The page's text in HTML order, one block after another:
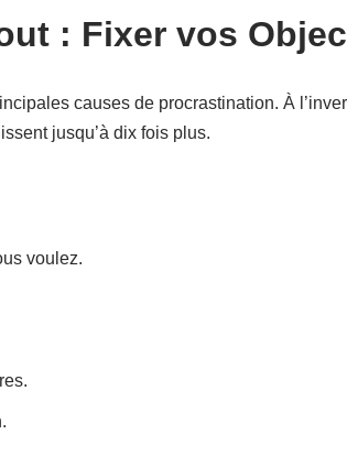
: Fixer vos
causes de procrastination. À
jusqu’à dix fois plus.
voulez.